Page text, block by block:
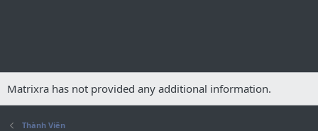
Matrixra has not provided any additional information.
Thành Viên